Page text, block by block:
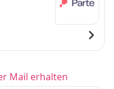
Mail erhalten